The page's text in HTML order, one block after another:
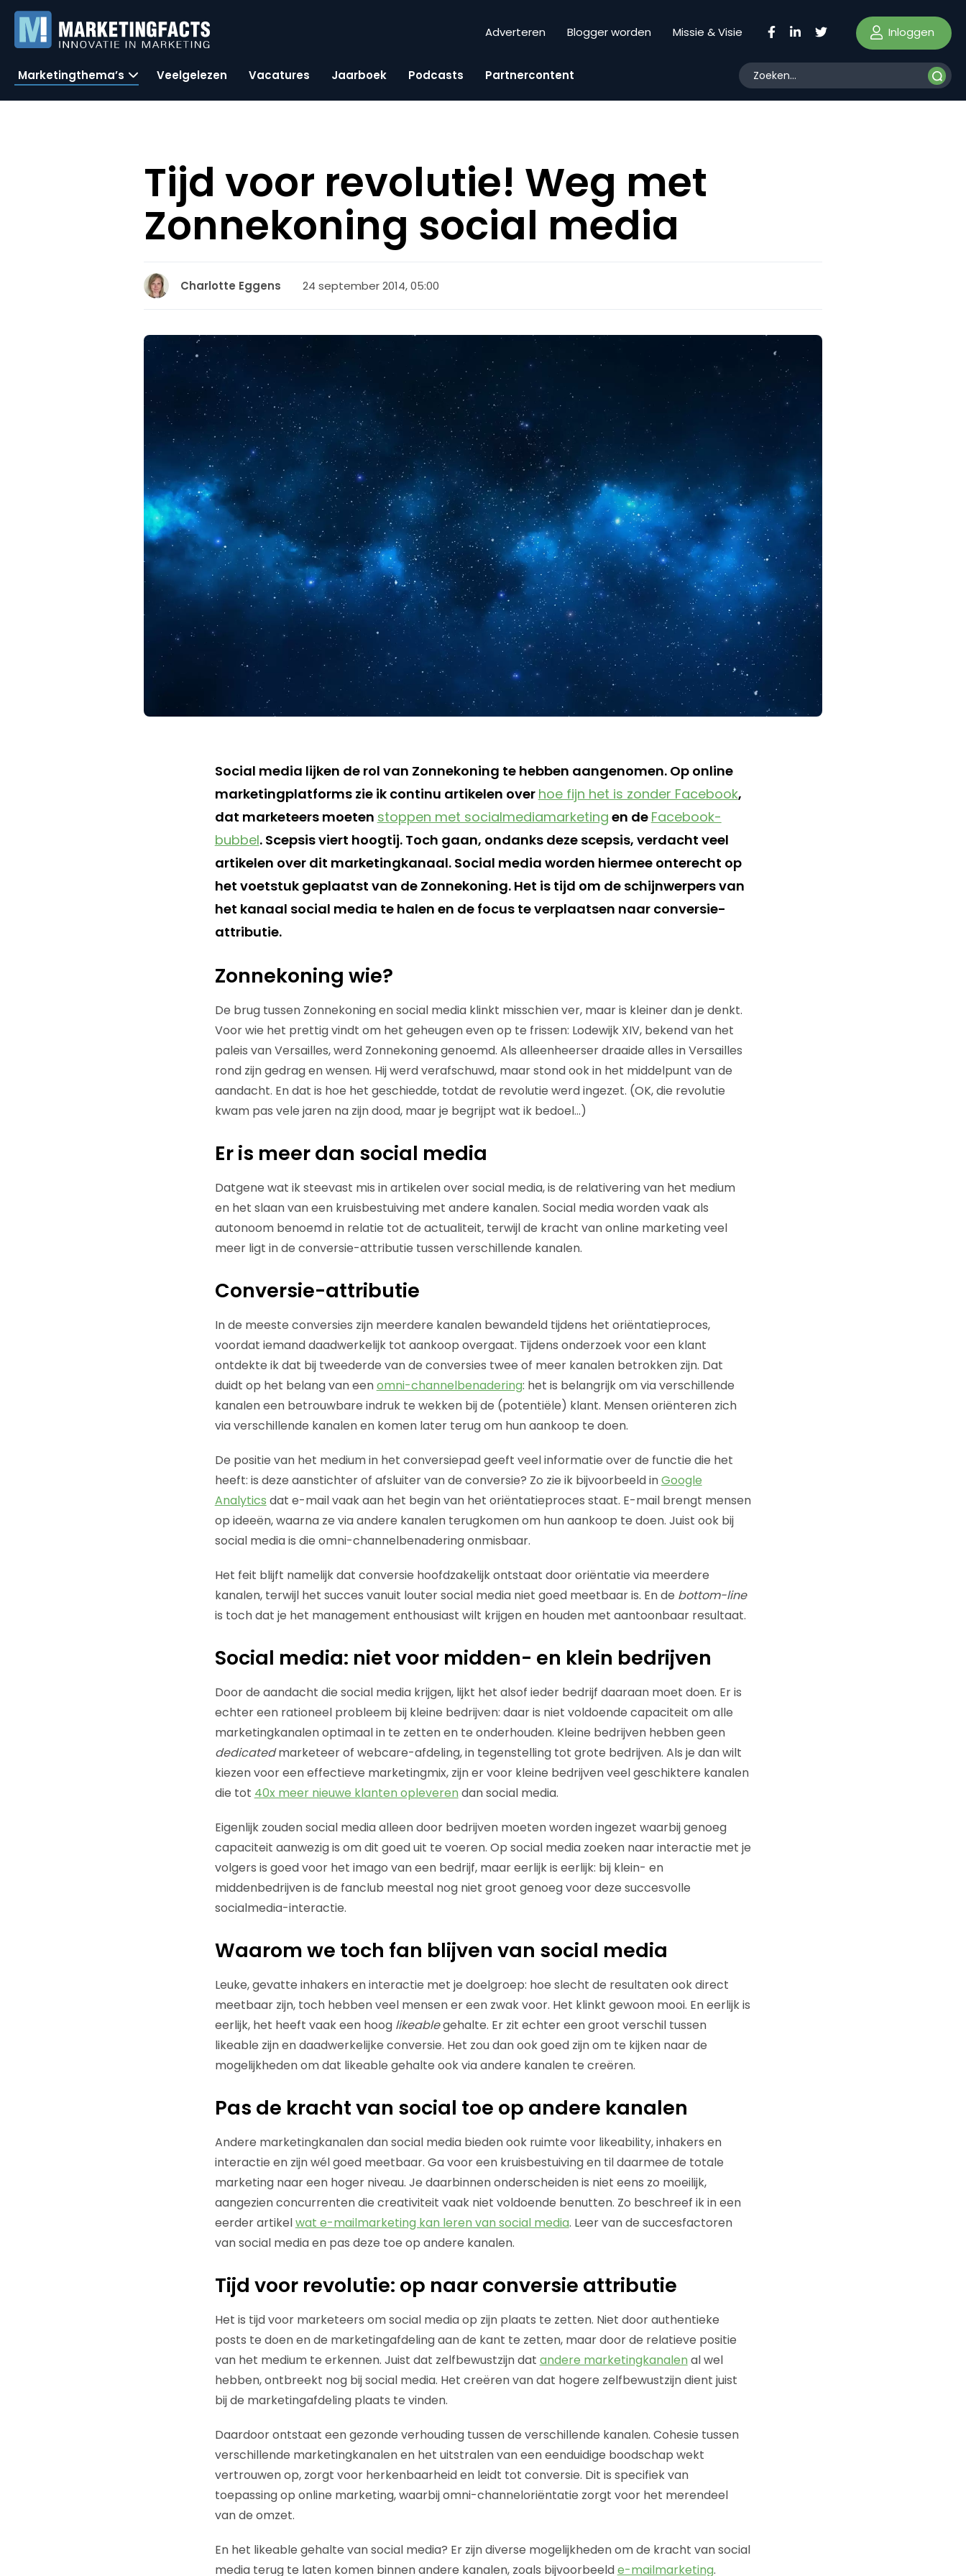
Adverteren Blogger worden Missie & Visie Inloggen
Marketingthema’s Veelgelezen Vacatures Jaarboek Podcasts Partnercontent
Tijd voor revolutie! Weg met
Zonnekoning social media
Charlotte Eggens 24 september 2014, 05:00
Social media lijken de rol van Zonnekoning te hebben aangenomen. Op online
marketingplatforms zie ik continu artikelen over hoe fijn het is zonder Facebook,
dat marketeers moeten stoppen met socialmediamarketing en de Facebook-
bubbel. Scepsis viert hoogtij. Toch gaan, ondanks deze scepsis, verdacht veel
artikelen over dit marketingkanaal. Social media worden hiermee onterecht op
het voetstuk geplaatst van de Zonnekoning. Het is tijd om de schijnwerpers van
het kanaal social media te halen en de focus te verplaatsen naar conversie-
attributie.
Zonnekoning wie?
De brug tussen Zonnekoning en social media klinkt misschien ver, maar is kleiner dan je denkt.
Voor wie het prettig vindt om het geheugen even op te frissen: Lodewijk XIV, bekend van het
paleis van Versailles, werd Zonnekoning genoemd. Als alleenheerser draaide alles in Versailles
rond zijn gedrag en wensen. Hij werd verafschuwd, maar stond ook in het middelpunt van de
aandacht. En dat is hoe het geschiedde, totdat de revolutie werd ingezet. (OK, die revolutie
kwam pas vele jaren na zijn dood, maar je begrijpt wat ik bedoel…)
Er is meer dan social media
Datgene wat ik steevast mis in artikelen over social media, is de relativering van het medium
en het slaan van een kruisbestuiving met andere kanalen. Social media worden vaak als
autonoom benoemd in relatie tot de actualiteit, terwijl de kracht van online marketing veel
meer ligt in de conversie-attributie tussen verschillende kanalen.
Conversie-attributie
In de meeste conversies zijn meerdere kanalen bewandeld tijdens het oriëntatieproces,
voordat iemand daadwerkelijk tot aankoop overgaat. Tijdens onderzoek voor een klant
ontdekte ik dat bij tweederde van de conversies twee of meer kanalen betrokken zijn. Dat
duidt op het belang van eenomni-channelbenadering: het is belangrijk om via verschillende
kanalen een betrouwbare indruk te wekken bij de (potentiële) klant. Mensen oriënteren zich
via verschillende kanalen en komen later terug om hun aankoop te doen.
De positie van het medium in het conversiepad geeft veel informatie over de functie die het
heeft: is deze aanstichter of afsluiter van de conversie? Zo zie ik bijvoorbeeld inGoogle
Analytics dat e-mail vaak aan het begin van het oriëntatieproces staat. E-mail brengt mensen
op ideeën, waarna ze via andere kanalen terugkomen om hun aankoop te doen. Juist ook bij
social media is die omni-channelbenadering onmisbaar.
Het feit blijft namelijk dat conversie hoofdzakelijk ontstaat door oriëntatie via meerdere
kanalen, terwijl het succes vanuit louter social media niet goed meetbaar is. En de bottom-line
is toch dat je het management enthousiast wilt krijgen en houden met aantoonbaar resultaat.
Social media: niet voor midden- en klein bedrijven
Door de aandacht die social media krijgen, lijkt het alsof ieder bedrijf daaraan moet doen. Er is
echter een rationeel probleem bij kleine bedrijven: daar is niet voldoende capaciteit om alle
marketingkanalen optimaal in te zetten en te onderhouden. Kleine bedrijven hebben geen
dedicatedmarketeer of webcare-afdeling, in tegenstelling tot grote bedrijven. Als je dan wilt
kiezen voor een effectieve marketingmix, zijn er voor kleine bedrijven veel geschiktere kanalen
die tot 40x meer nieuwe klanten opleveren dan social media.
Eigenlijk zouden social media alleen door bedrijven moeten worden ingezet waarbij genoeg
capaciteit aanwezig is om dit goed uit te voeren. Op social media zoeken naar interactie met je
volgers is goed voor het imago van een bedrijf, maar eerlijk is eerlijk: bij klein- en
middenbedrijven is de fanclub meestal nog niet groot genoeg voor deze succesvolle
socialmedia-interactie.
Waarom we toch fan blijven van social media
Leuke, gevatte inhakers en interactie met je doelgroep: hoe slecht de resultaten ook direct
meetbaar zijn, toch hebben veel mensen er een zwak voor. Het klinkt gewoon mooi. En eerlijk is
eerlijk, het heeft vaak een hoog likeablegehalte. Er zit echter een groot verschil tussen
likeable zijn en daadwerkelijke conversie. Het zou dan ook goed zijn om te kijken naar de
mogelijkheden om dat likeable gehalte ook via andere kanalen te creëren.
Pas de kracht van social toe op andere kanalen
Andere marketingkanalen dan social media bieden ook ruimte voor likeability, inhakers en
interactie en zijn wél goed meetbaar. Ga voor een kruisbestuiving en til daarmee de totale
marketing naar een hoger niveau. Je daarbinnen onderscheiden is niet eens zo moeilijk,
aangezien concurrenten die creativiteit vaak niet voldoende benutten. Zo beschreef ik in een
eerder artikelwat e-mailmarketing kan leren van social media. Leer van de succesfactoren
van social media en pas deze toe op andere kanalen.
Tijd voor revolutie: op naar conversie attributie
Het is tijd voor marketeers om social media op zijn plaats te zetten. Niet door authentieke
posts te doen en de marketingafdeling aan de kant te zetten, maar door de relatieve positie
van het medium te erkennen. Juist dat zelfbewustzijn dat andere marketingkanalen al wel
hebben, ontbreekt nog bij social media. Het creëren van dat hogere zelfbewustzijn dient juist
bij de marketingafdeling plaats te vinden.
Daardoor ontstaat een gezonde verhouding tussen de verschillende kanalen. Cohesie tussen
verschillende marketingkanalen en het uitstralen van een eenduidige boodschap wekt
vertrouwen op, zorgt voor herkenbaarheid en leidt tot conversie. Dit is specifiek van
toepassing op online marketing, waarbij omni-channeloriëntatie zorgt voor het merendeel
van de omzet.
En het likeable gehalte van social media? Er zijn diverse mogelijkheden om de kracht van social
media terug te laten komen binnen andere kanalen, zoals bijvoorbeelde-mailmarketing.